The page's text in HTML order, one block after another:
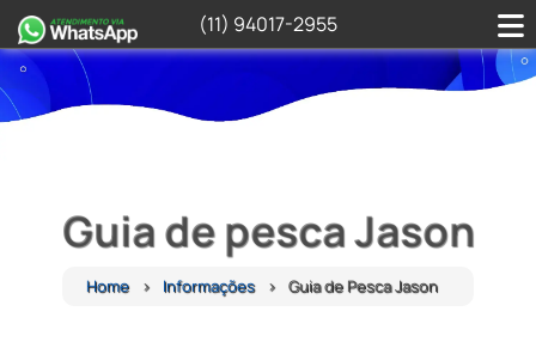
(11) 94017-2955
Guia de pesca Jason
Home Informações Guia de Pesca Jason